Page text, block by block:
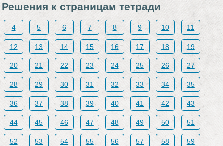
Решения к страницам тетради
4 5 6 7 8 9 10 11
12 13 14 15 16 17 18 19
20 21 22 23 24 25 26 27
28 29 30 31 32 33 34 35
36 37 38 39 40 41 42 43
44 45 46 47 48 49 50 51
52 53 54 55 56 57 58 59